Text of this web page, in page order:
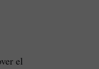
el